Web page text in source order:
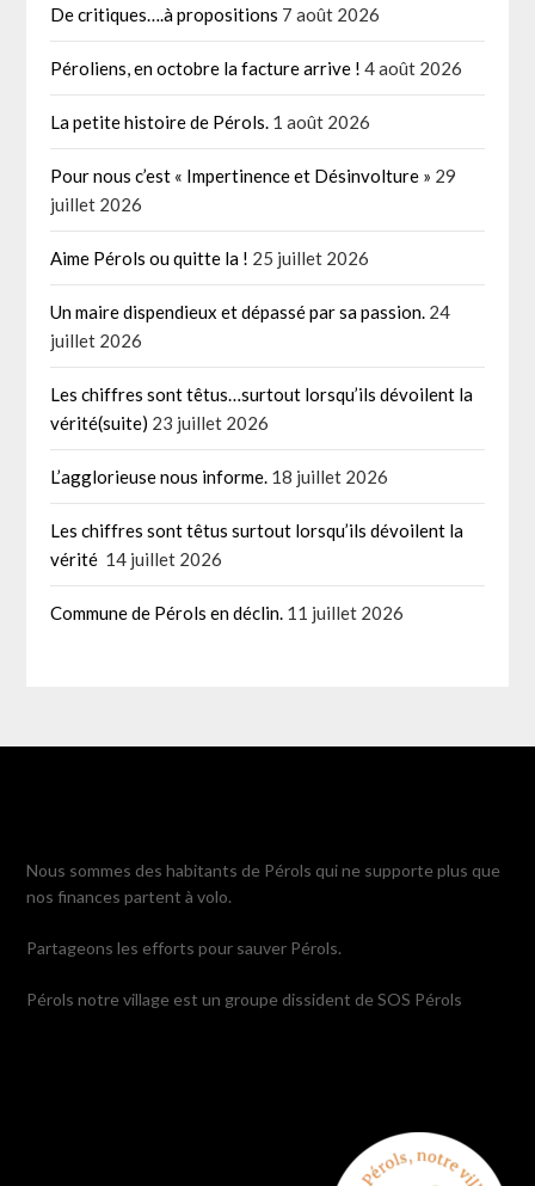
De critiques….à propositions 7 août 2026
Péroliens, en octobre la facture arrive ! 4 août 2026
La petite histoire de Pérols. 1 août 2026
Pour nous c’est « Impertinence et Désinvolture » 29
juillet 2026
Aime Pérols ou quitte la ! 25 juillet 2026
Un maire dispendieux et dépassé par sa passion. 24
juillet 2026
Les chiffres sont têtus…surtout lorsqu’ils dévoilent la
vérité(suite) 23 juillet 2026
L’agglorieuse nous informe. 18 juillet 2026
Les chiffres sont têtus surtout lorsqu’ils dévoilent la
vérité 14 juillet 2026
Commune de Pérols en déclin. 11 juillet 2026
Nous sommes des habitants de Pérols qui ne supporte plus que
nos finances partent à volo.
Partageons les efforts pour sauver Pérols.
Pérols notre village est un groupe dissident de SOS Pérols